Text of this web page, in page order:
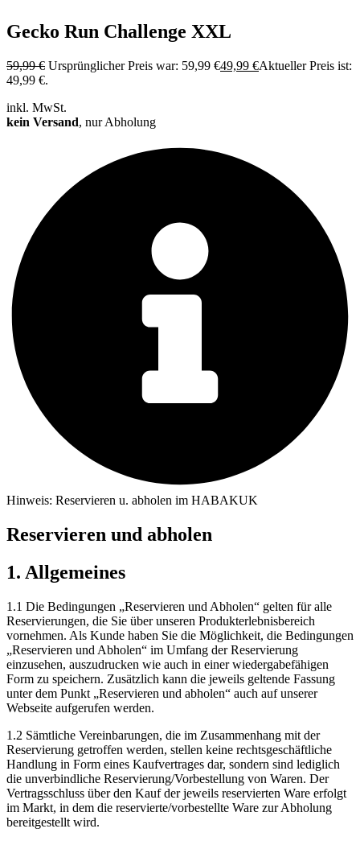
Gecko Run Challenge XXL
59,99€ Ursprünglicher Preis war: 59,99 €49,99 €Aktueller Preis ist:
49,99 €.
inkl. MwSt.
kein Versand, nur Abholung
Hinweis: Reservieren u. abholen im HABAKUK
Reservieren und abholen
1. Allgemeines
1.1 Die Bedingungen „Reservieren und Abholen“ gelten für alle
Reservierungen, die Sie über unseren Produkterlebnisbereich
vornehmen. Als Kunde haben Sie die Möglichkeit, die Bedingungen
„Reservieren und Abholen“ im Umfang der Reservierung
einzusehen, auszudrucken wie auch in einer wiedergabefähigen
Form zu speichern. Zusätzlich kann die jeweils geltende Fassung
unter dem Punkt „Reservieren und abholen“ auch auf unserer
Webseite aufgerufen werden.
1.2 Sämtliche Vereinbarungen, die im Zusammenhang mit der
Reservierung getroffen werden, stellen keine rechtsgeschäftliche
Handlung in Form eines Kaufvertrages dar, sondern sind lediglich
die unverbindliche Reservierung/Vorbestellung von Waren. Der
Vertragsschluss über den Kauf der jeweils reservierten Ware erfolgt
im Markt, in dem die reservierte/vorbestellte Ware zur Abholung
bereitgestellt wird.